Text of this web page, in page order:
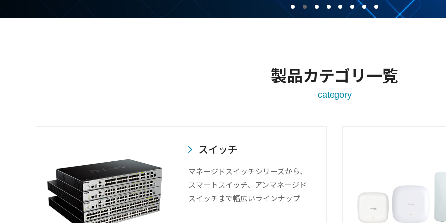
製品カテゴリ一覧
スイッチ
マネージドスイッチシリーズから、
スマートスイッチ、アンマネージド
スイッチまで幅広いラインナップ